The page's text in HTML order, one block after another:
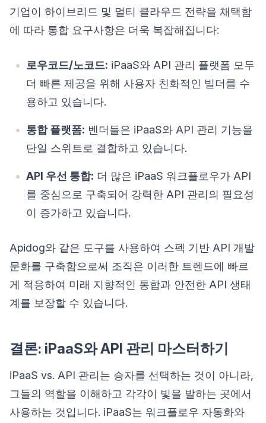
기업이 하이브리드 및 멀티 클라우드 전략을 채택함
에 따라 통합 요구사항은 더욱 복잡해집니다:
로우코드/노코드: iPaaS와 API 관리 플랫폼 모두
더 빠른 제공을 위해 사용자 친화적인 빌더를 수
용하고 있습니다.
통합 플랫폼: 벤더들은 iPaaS와 API 관리 기능을
단일 스위트로 결합하고 있습니다.
API 우선 통합: 더 많은 iPaaS 워크플로우가 API
를 중심으로 구축되어 강력한 API 관리의 필요성
이 증가하고 있습니다.
Apidog와 같은 도구를 사용하여 스펙 기반 API 개발
문화를 구축함으로써 조직은 이러한 트렌드에 빠르
게 적응하여 미래 지향적인 통합과 안전한 API 생태
계를 보장할 수 있습니다.
결론: iPaaS와 API 관리 마스터하기
iPaaS vs. API 관리는 승자를 선택하는 것이 아니라,
그들의 역할을 이해하고 각각이 빛을 발하는 곳에서
사용하는 것입니다. iPaaS는 워크플로우 자동화와